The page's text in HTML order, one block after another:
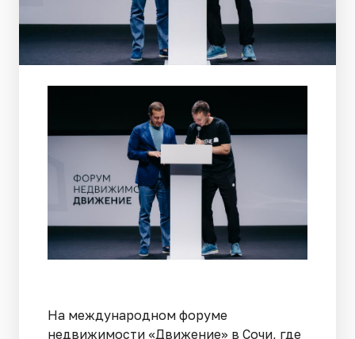
На международном форуме
недвижимости «Движение» в Сочи, где